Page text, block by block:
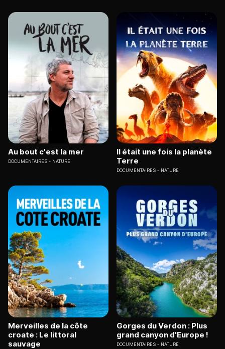
Au bout c'est la mer
DOCUMENTAIRES NATURE
Il était une fois la planète
Terre
DOCUMENTAIRES NATURE
Merveilles de la côte
croate : Le littoral
sauvage
Gorges du Verdon : Plus
grand canyon d'Europe !
DOCUMENTAIRES NATURE